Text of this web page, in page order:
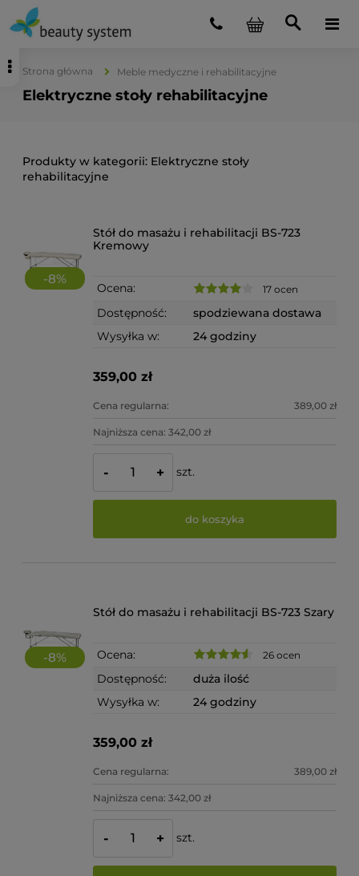
Strona główna Meble medyczne i rehabilitacyjne
Elektryczne stoły rehabilitacyjne
Elektryczne stoły
rehabilitacyjne
-8%
Stół do masażu i rehabilitacji BS-723
Kremowy
Ocena: 17 ocen
Dostępność:
spodziewana dostawa
Wysyłka w:
24 godziny
359,00 zł
Cena regularna: 389,00 zł
Najniższa cena:342,00 zł
- + szt.
do koszyka
-8%
Stół do masażu i rehabilitacji BS-723 Szary
Ocena: 26 ocen
Dostępność:
duża ilość
Wysyłka w:
24 godziny
359,00 zł
Cena regularna: 389,00 zł
Najniższa cena:342,00 zł
- + szt.